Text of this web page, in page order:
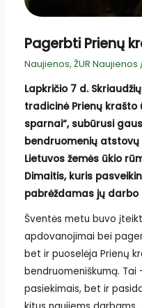
Pagerbti Prienų
Naujienos, ŽUR Naujienos
Lapkričio 7 d.
tradicinė Prienų krašto
sparnai“, subūrusi
bendruomenių atstovų
Lietuvos žemės ūkio
Dimaitis, kuris
pabrėždamas jų darbo
Šventės metu buvo
apdovanojimai bei
bet ir puoselėja Prienų
bendruomeniškumą.
pasiekimais, bet ir